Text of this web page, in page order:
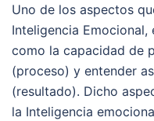
Uno de los aspectos
Inteligencia Emocional,
como la capacidad de
(proceso) y entender
(resultado). Dicho
la Inteligencia